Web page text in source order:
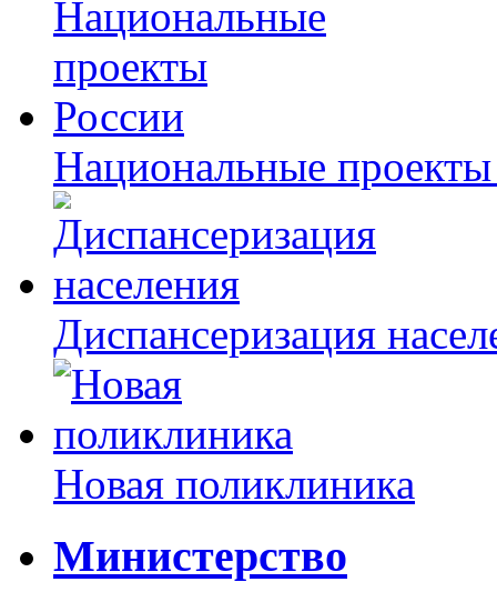
Национальные
Диспансеризация
Новая поликлиника
Министерство